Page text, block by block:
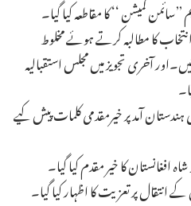
کمیشن ‘‘ کا مقاطعہ کیا گیا۔
کا مطالبہ کرتے ہوئے مخلوط
آخری تجویز میں مجلس استقبالیہ
کی ہندستان آمد پر خیرمقدمی کلمات پیش کیے